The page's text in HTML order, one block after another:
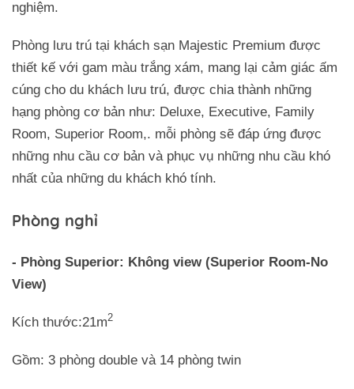
nghiệm.
Phòng lưu trú tại khách sạn Majestic Premium được
thiết kế với gam màu trắng xám, mang lại cảm giác ấm
cúng cho du khách lưu trú, được chia thành những
hạng phòng cơ bản như: Deluxe, Executive, Family
Room, Superior Room,. mỗi phòng sẽ đáp ứng được
những nhu cầu cơ bản và phục vụ những nhu cầu khó
nhất của những du khách khó tính.
Phòng nghỉ
- Phòng Superior: Không view (Superior Room-No
View)
Kích thước:21m2
Gồm: 3 phòng double và 14 phòng twin